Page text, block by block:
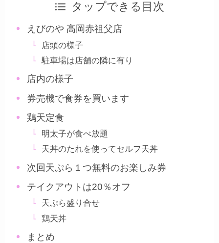
タップできる目次
えびのや 高岡赤祖父店
店頭の様子
駐車場は店舗の隣に有り
店内の様子
券売機で食券を買います
鶏天定食
明太子が食べ放題
天丼のたれを使ってセルフ天丼
次回天ぷら１つ無料のお楽しみ券
テイクアウトは20％オフ
天ぷら盛り合せ
鶏天丼
まとめ